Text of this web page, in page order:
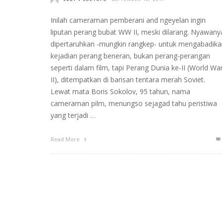
Inilah cameraman pemberani and ngeyelan ingin
liputan perang bubat WW II, meski dilarang.
dipertaruhkan -mungkin rangkep- untuk
kejadian perang beneran, bukan perang-perangan
seperti dalam film, tapi Perang Dunia ke-II (World
II), ditempatkan di barisan tentara merah Soviet.
Lewat mata Boris Sokolov, 95 tahun, nama
cameraman pilm, menungso sejagad tahu peristiwa
yang terjadi …
Read More